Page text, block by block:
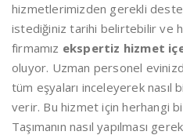
hizmetlerimizden gerekli
istediğiniz tarihi belirtebilir ve
firmamız ekspertiz hizmet
oluyor. Uzman personel
tüm eşyaları inceleyerek nasıl
verir. Bu hizmet için herhangi
Taşımanın nasıl yapılması